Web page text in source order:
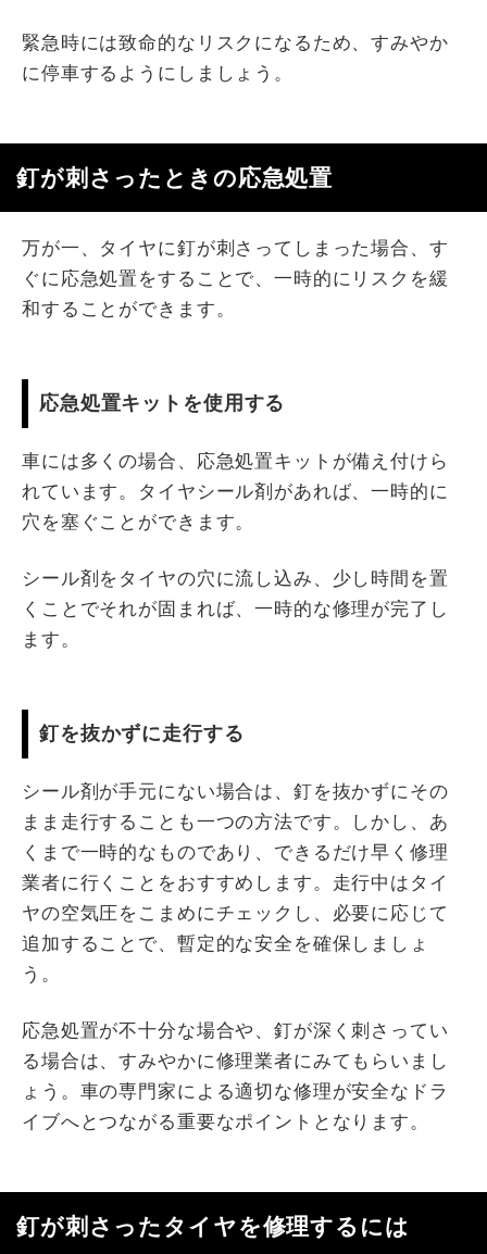
緊急時には致命的なリスクになるため、すみやか
に停車するようにしましょう。
釘が刺さったときの応急処置
万が一、タイヤに釘が刺さってしまった場合、す
ぐに応急処置をすることで、一時的にリスクを緩
和することができます。
応急処置キットを使用する
車には多くの場合、応急処置キットが備え付けら
れています。タイヤシール剤があれば、一時的に
穴を塞ぐことができます。
シール剤をタイヤの穴に流し込み、少し時間を置
くことでそれが固まれば、一時的な修理が完了し
ます。
釘を抜かずに走行する
シール剤が手元にない場合は、釘を抜かずにその
まま走行することも一つの方法です。しかし、あ
くまで一時的なものであり、できるだけ早く修理
業者に行くことをおすすめします。走行中はタイ
ヤの空気圧をこまめにチェックし、必要に応じて
追加することで、暫定的な安全を確保しましょ
う。
応急処置が不十分な場合や、釘が深く刺さってい
る場合は、すみやかに修理業者にみてもらいまし
ょう。車の専門家による適切な修理が安全なドラ
イブへとつながる重要なポイントとなります。
釘が刺さったタイヤを修理するには